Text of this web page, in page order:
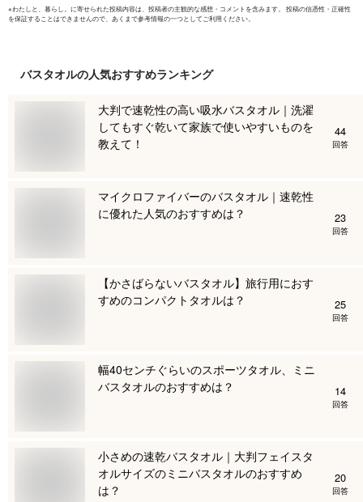
※わたしと、暮らし。 に寄せられた投稿内容は、投稿者の主観的な感想・コメントを含みます。 投稿の信憑性・正確性
を保証することはできませんので、あくまで参考情報の一つとしてご利用ください。
バスタオルの人気おすすめランキング
大判で速乾性の高い吸水バスタオル｜洗濯
してもすぐ乾いて家族で使いやすいものを
教えて！
44
回答
マイクロファイバーのバスタオル｜速乾性
に優れた人気のおすすめは？
23
回答
【かさばらないバスタオル】旅行用におす
すめのコンパクトタオルは？
25
回答
幅40センチぐらいのスポーツタオル、ミニ
バスタオルのおすすめは？
14
回答
小さめの速乾バスタオル｜大判フェイスタ
オルサイズのミニバスタオルのおすすめ
は？
20
回答